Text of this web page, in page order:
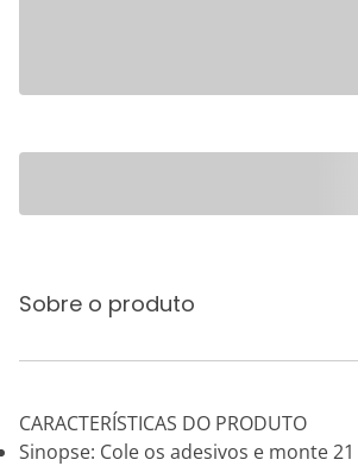
Sobre o produto
CARACTERÍSTICAS DO PRODUTO
Sinopse: Cole os adesivos e monte